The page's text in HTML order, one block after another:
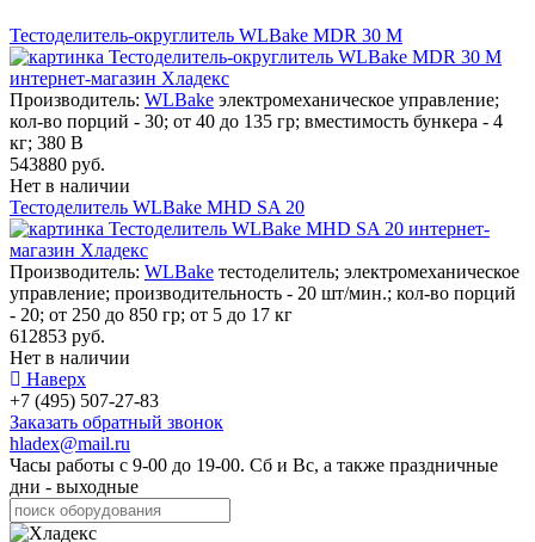
Тестоделитель-округлитель WLBake MDR 30 M
Производитель: WLBake электромеханическое управление;
кол-во порций - 30; от 40 до 135 гр; вместимость бункера - 4
кг; 380 В
543880 руб.
Нет в наличии
Тестоделитель WLBake MHD SA 20
Производитель: WLBake тестоделитель; электромеханическое
управление; производительность - 20 шт/мин.; кол-во порций
- 20; от 250 до 850 гр; от 5 до 17 кг
612853 руб.
Нет в наличии
Наверх
+7 (495) 507-27-83
Заказать обратный звонок
hladex@mail.ru
Часы работы с 9-00 до 19-00. Сб и Вс, а также праздничные
дни - выходные